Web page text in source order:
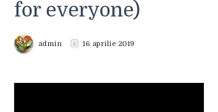
for everyone)
admin 16 aprilie 2019